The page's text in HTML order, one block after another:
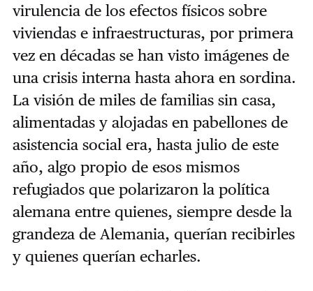
virulencia de los efectos físicos sobre
viviendas e infraestructuras, por primera
vez en décadas se han visto imágenes de
una crisis interna hasta ahora en sordina.
La visión de miles de familias sin casa,
alimentadas y alojadas en pabellones de
asistencia social era, hasta julio de este
año, algo propio de esos mismos
refugiados que polarizaron la política
alemana entre quienes, siempre desde la
grandeza de Alemania, querían recibirles
y quienes querían echarles.